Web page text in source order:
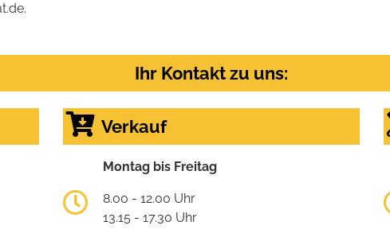
Ihr Kontakt zu uns:
Verkauf
Montag bis Freitag
8.00 - 12.00 Uhr
13.15 - 17.30 Uhr